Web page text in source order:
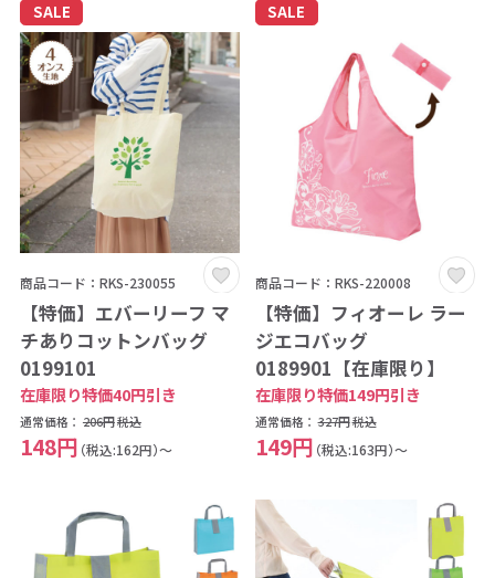
SALE
商品コード：RKS-230055
【特価】エバーリーフ マ
チありコットンバッグ
0199101
在庫限り特価40円引き
通常価格： 206円税込
148円 （税込:162円）～
SALE
商品コード：RKS-220008
【特価】フィオーレ ラー
ジエコバッグ
0189901【在庫限り】
在庫限り特価149円引き
通常価格： 327円税込
149円 （税込:163円）～